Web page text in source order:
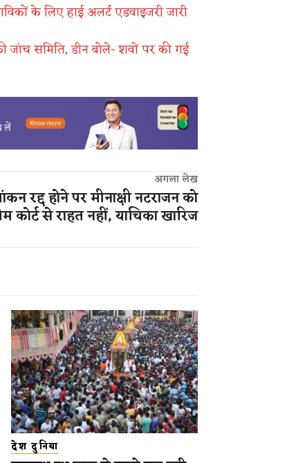
के लिए हाई अलर्ट एडवाइजरी जारी
समिति, डीन बोले- शवों पर की गई
अगला लेख
रद्द होने पर मीनाक्षी नटराजन को
कोर्ट से राहत नहीं, याचिका खारिज
देश दुनिया